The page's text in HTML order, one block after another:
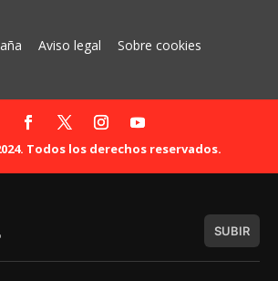
Aviso legal Sobre cookies
Todos los derechos reservados.
SUBIR